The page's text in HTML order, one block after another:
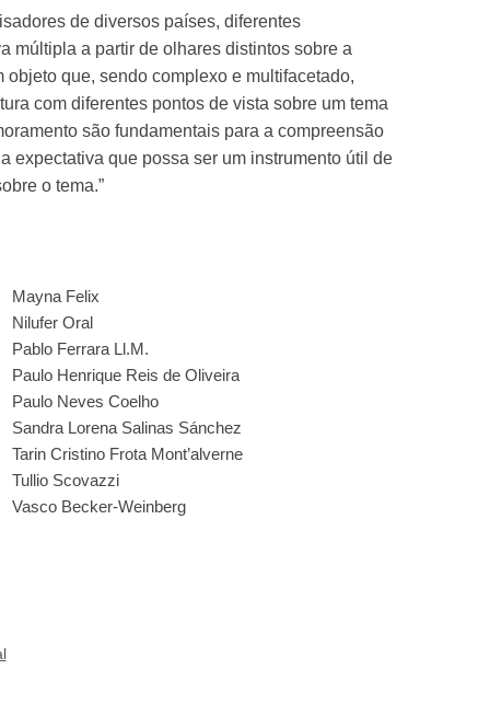
de diversos países, diferentes
múltipla a partir de olhares distintos sobre a
que, sendo complexo e multifacetado,
com diferentes pontos de vista sobre um tema
são fundamentais para a compreensão
expectativa que possa ser um instrumento útil de
o tema.”
Mayna Felix
Nilufer Oral
Pablo Ferrara Ll.M.
Paulo Henrique Reis de Oliveira
Paulo Neves Coelho
Sandra Lorena Salinas Sánchez
Tarin Cristino Frota Mont’alverne
Tullio Scovazzi
Vasco Becker-Weinberg